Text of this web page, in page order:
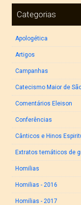
Categorias
Apologética
Artigos
Campanhas
Catecismo Maior de
Comentários Eleison
Conferências
Cânticos e Hinos
Extratos temáticos de
Homilias
Homilias - 2016
Homilias - 2017